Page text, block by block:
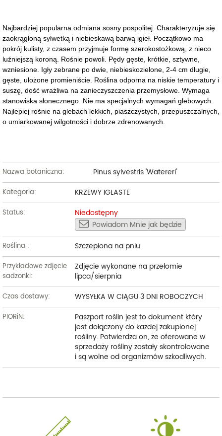
Najbardziej popularna odmiana sosny pospolitej. Charakteryzuje się
zaokrągloną sylwetką i niebieskawą barwą igieł. Początkowo ma
pokrój kulisty, z czasem przyjmuje formę szerokostożkową, z nieco
luźniejszą koroną. Rośnie powoli. Pędy gęste, krótkie, sztywne,
wzniesione. Igły zebrane po dwie, niebieskozielone, 2-4 cm długie,
gęste, ułożone promieniście. Roślina odporna na niskie temperatury i
suszę, dość wrażliwa na zanieczyszczenia przemysłowe. Wymaga
stanowiska słonecznego. Nie ma specjalnych wymagań glebowych.
Najlepiej rośnie na glebach lekkich, piaszczystych, przepuszczalnych,
o umiarkowanej wilgotności i dobrze zdrenowanych.
Nazwa botaniczna: Pinus sylvestris 'Watereri'
Kategoria: KRZEWY IGLASTE
Status:
Niedostępny
Powiadom Mnie jak będzie
Roślina : Szczepiona na pniu
Przykładowe zdjęcie
sadzonki:
Zdjęcie wykonane na przełomie
lipca/sierpnia
Czas dostawy: WYSYŁKA W CIĄGU 3 DNI ROBOCZYCH
PIORiN:
Paszport roślin jest to dokument który
jest dołączony do każdej zakupionej
rośliny. Potwierdza on, że oferowane w
sprzedaży rośliny zostały skontrolowane
i są wolne od organizmów szkodliwych.